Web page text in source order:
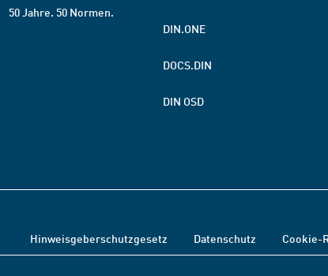
50 Jahre. 50 Normen.
DIN.ONE
DOCS.DIN
DIN OSD
Hinweisgeberschutzgesetz Datenschutz Cookie-